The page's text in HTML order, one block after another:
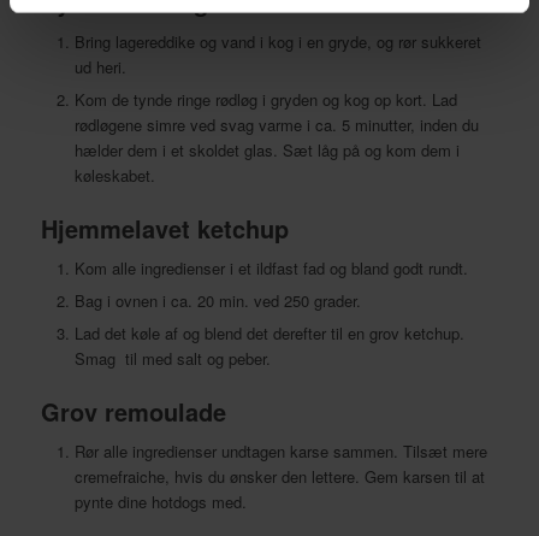
Bring lagereddike og vand i kog i en gryde, og rør sukkeret
ud heri.
Kom de tynde ringe rødløg i gryden og kog op kort. Lad
rødløgene simre ved svag varme i ca. 5 minutter, inden du
hælder dem i et skoldet glas. Sæt låg på og kom dem i
køleskabet.
Hjemmelavet ketchup
Kom alle ingredienser i et ildfast fad og bland godt rundt.
Bag i ovnen i ca. 20 min. ved 250 grader.
Lad det køle af og blend det derefter til en grov ketchup.
Smag til med salt og peber.
Grov remoulade
Rør alle ingredienser undtagen karse sammen. Tilsæt mere
cremefraiche, hvis du ønsker den lettere. Gem karsen til at
pynte dine hotdogs med.